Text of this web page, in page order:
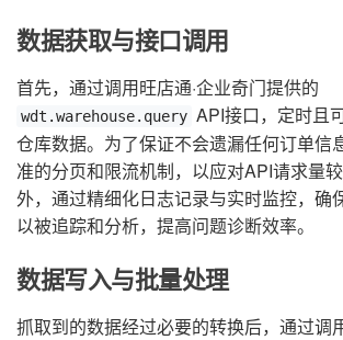
数据获取与接口调用
首先，通过调用旺店通·企业奇门提供的
wdt.warehouse.query API接口，定时且
仓库数据。为了保证不会遗漏任何订单信
准的分页和限流机制，以应对API请求量
外，通过精细化日志记录与实时监控，确
以被追踪和分析，提高问题诊断效率。
数据写入与批量处理
抓取到的数据经过必要的转换后，通过调